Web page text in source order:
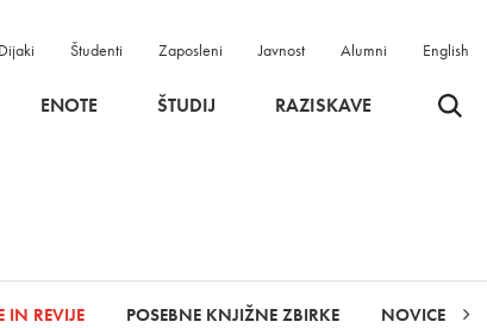
Dijaki Študenti Zaposleni Javnost Alumni English
ENOTE ŠTUDIJ RAZISKAVE Odpri
IN REVIJE POSEBNE KNJIŽNE ZBIRKE NOVICE